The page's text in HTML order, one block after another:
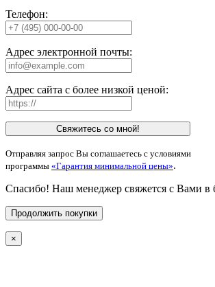
Телефон:
Адрес электронной почты:
Адрес сайта с более низкой ценой:
Свяжитесь со мной!
Отправляя запрос Вы соглашаетесь с условиями
программы «Гарантия минимальной цены».
Спасибо! Наш менеджер свяжется с Вами в
Продолжить покупки
×